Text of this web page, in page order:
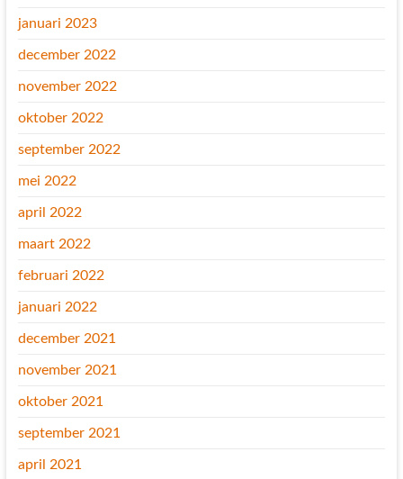
januari 2023
december 2022
november 2022
oktober 2022
september 2022
mei 2022
april 2022
maart 2022
februari 2022
januari 2022
december 2021
november 2021
oktober 2021
september 2021
april 2021